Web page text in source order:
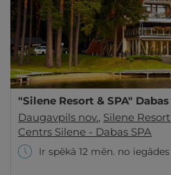
"Silene Resort & SPA" Dabas
Daugavpils nov., Silene
Centrs Silene - Dabas SPA
Ir spēkā 12 mēn. no